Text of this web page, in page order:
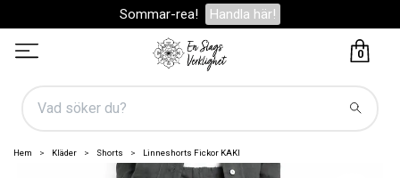
Sommar-rea! Handla här!
0
Hem Kläder Shorts Linneshorts Fickor KAKI